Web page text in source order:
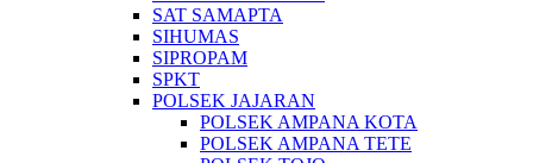
SAT SAMAPTA
SIHUMAS
SIPROPAM
SPKT
POLSEK JAJARAN
POLSEK AMPANA KOTA
POLSEK AMPANA TETE